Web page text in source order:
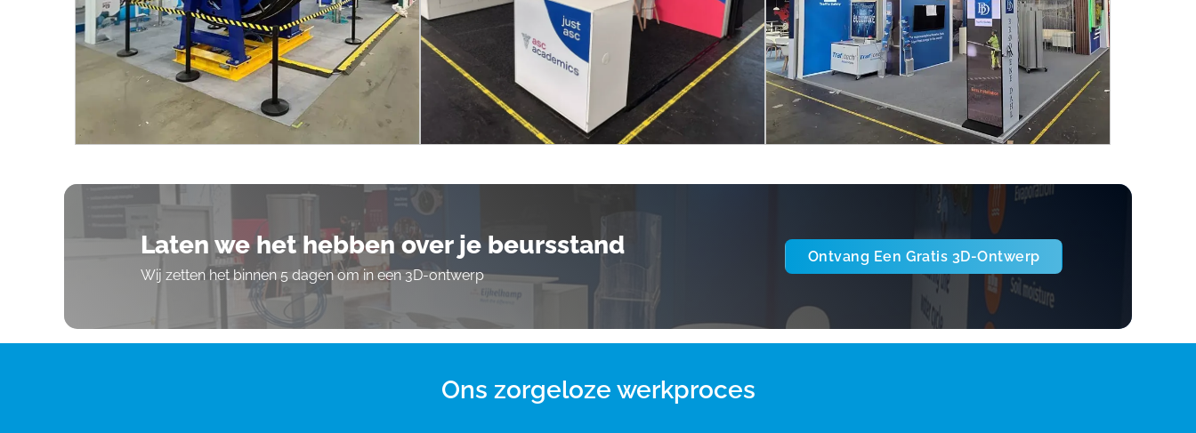
Laten we het hebben over je beursstand
Wij zetten het binnen 5 dagen om in een 3D-ontwerp
Ontvang Een Gratis 3D-Ontwerp
Ons zorgeloze werkproces